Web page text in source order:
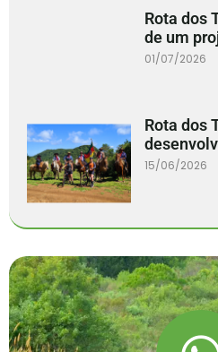
Rota dos
de um
01/07/2026
Rota dos
15/06/2026